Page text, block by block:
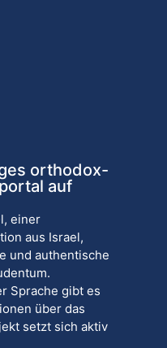
orthodox-
auf
einer
aus Israel,
und authentische
Sprache gibt es
über das
setzt sich aktiv